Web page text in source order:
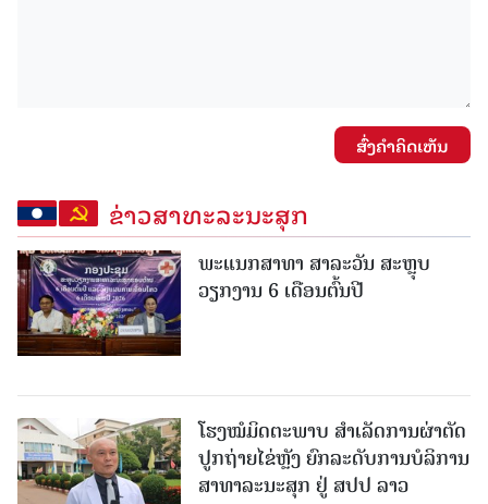
ສົ່ງຄໍາຄິດເຫັນ
ຂ່າວສາທະລະນະສຸກ
ພະແນກສາທາ ສາລະວັນ ສະຫຼຸບ
ວຽກງານ 6 ເດືອນຕົ້ນປີ
ໂຮງໝໍມິດຕະພາບ ສໍາເລັດການຜ່າຕັດ
ປູກຖ່າຍໄຂ່ຫຼັງ ຍົກລະດັບການບໍລິການ
ສາທາລະນະສຸກ ຢູ່ ສປປ ລາວ